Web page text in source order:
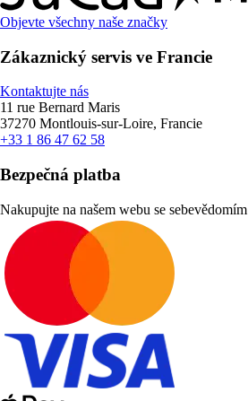
Objevte všechny naše značky
Zákaznický servis ve Francie
Kontaktujte nás
11 rue Bernard Maris
37270 Montlouis-sur-Loire, Francie
+33 1 86 47 62 58
Bezpečná platba
Nakupujte na našem webu se sebevědomím